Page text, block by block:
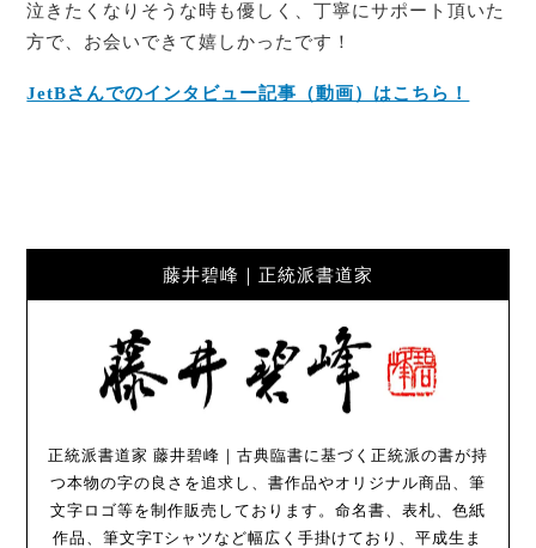
泣きたくなりそうな時も優しく、丁寧にサポート頂いた
方で、お会いできて嬉しかったです！
JetBさんでのインタビュー記事（動画）はこちら！
藤井碧峰｜正統派書道家
正統派書道家 藤井碧峰｜古典臨書に基づく正統派の書が持
つ本物の字の良さを追求し、書作品やオリジナル商品、筆
文字ロゴ等を制作販売しております。命名書、表札、色紙
作品、筆文字Tシャツなど幅広く手掛けており、平成生ま